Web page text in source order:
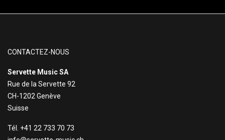
CONTACTEZ-NOUS
Servette Music SA
Rue de la Servette 92
CH-1202 Genève
Suisse
Tél. +41 22 733 70 73